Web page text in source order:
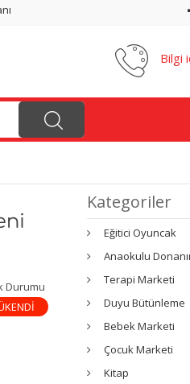
Bilgi
Durumu
Kategoriler
Eğitici Oyuncak
Anaokulu
Terapi Marketi
Duyu Bütünleme
Bebek Marketi
Çocuk Marketi
Kitap